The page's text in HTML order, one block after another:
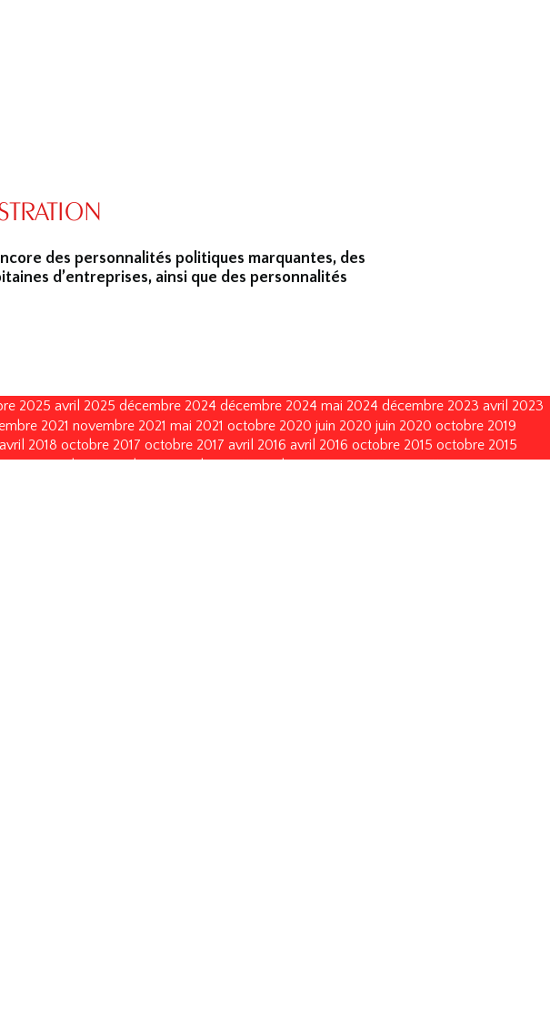
des personnalités politiques marquantes, des
d’entreprises, ainsi que des personnalités
2025 avril 2025 décembre 2024 décembre 2024 mai 2024 décembre 2023 avril 2023
2021 novembre 2021 mai 2021 octobre 2020 juin 2020 juin 2020 octobre 2019
avril 2018 octobre 2017 octobre 2017 avril 2016 avril 2016 octobre 2015 octobre 2015
2013 avril 2013 avril 2013 octobre 2011 octobre 2011 mai 2011 mai 2011 juin 2010